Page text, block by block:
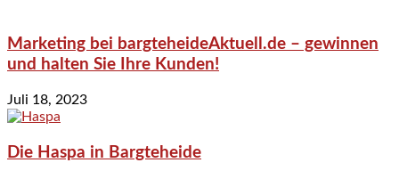
Marketing bei bargteheideAktuell.de – gewinnen
und halten Sie Ihre Kunden!
Juli 18, 2023
Die Haspa in Bargteheide